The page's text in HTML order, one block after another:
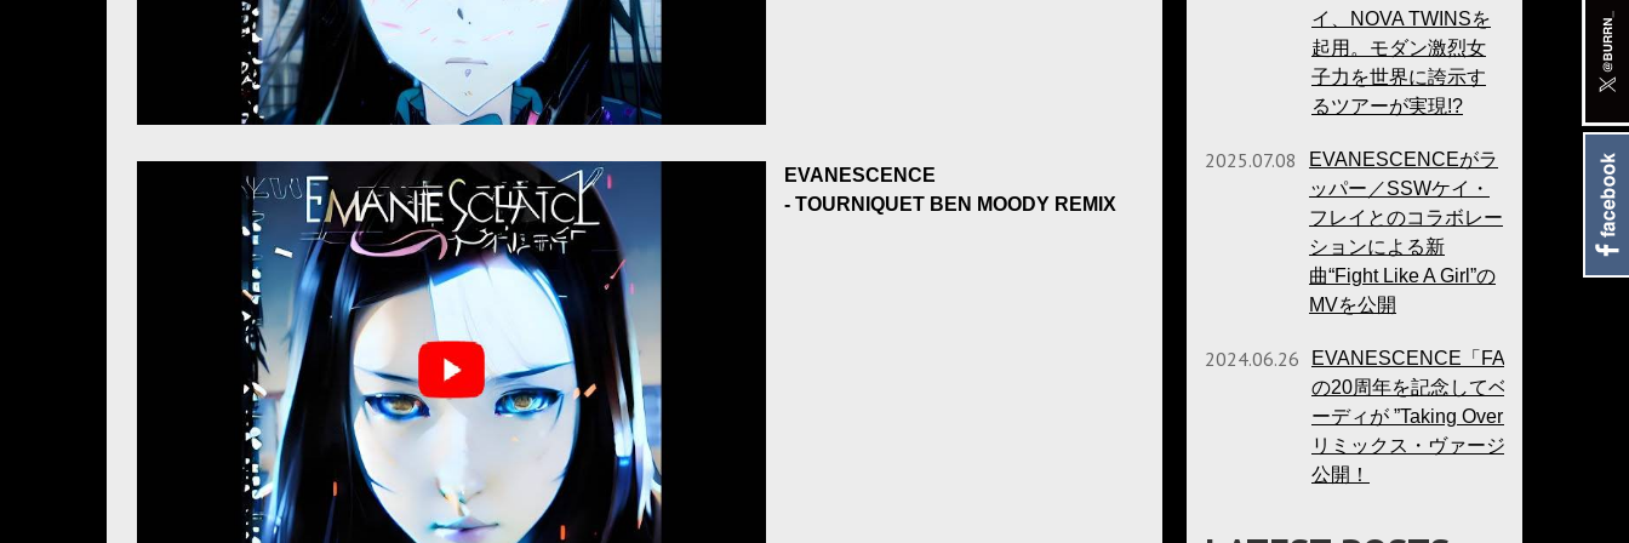
EVANESCENCE
- TOURNIQUET BEN MOODY REMIX
イ、NOVA TWINSを
起用。モダン激烈女
子力を世界に誇示す
るツアーが実現!?
2025.07.08
EVANESCENCEがラ
ッパー／SSWケイ・
フレイとのコラボレー
ションによる新
曲“Fight Like A Girl”の
MVを公開
2024.06.26
EVANESCENCE「FALLEN」
の20周年を記念してベン・ム
ーディが ”Taking Over Me” の
リミックス・ヴァージョンを
公開！